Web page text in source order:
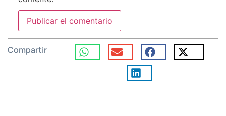
Compartir